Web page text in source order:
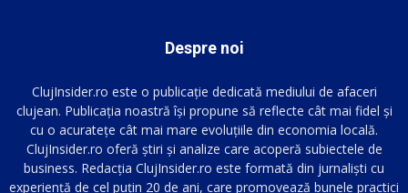
Despre noi
ClujInsider.ro este o publicație dedicată mediului de afaceri
clujean. Publicația noastră își propune să reflecte cât mai fidel și
cu o acuratețe cât mai mare evoluțiile din economia locală.
ClujInsider.ro oferă știri și analize care acoperă subiectele de
business. Redacția ClujInsider.ro este formată din jurnaliști cu
experiență de cel puțin 20 de ani, care promovează bunele practici